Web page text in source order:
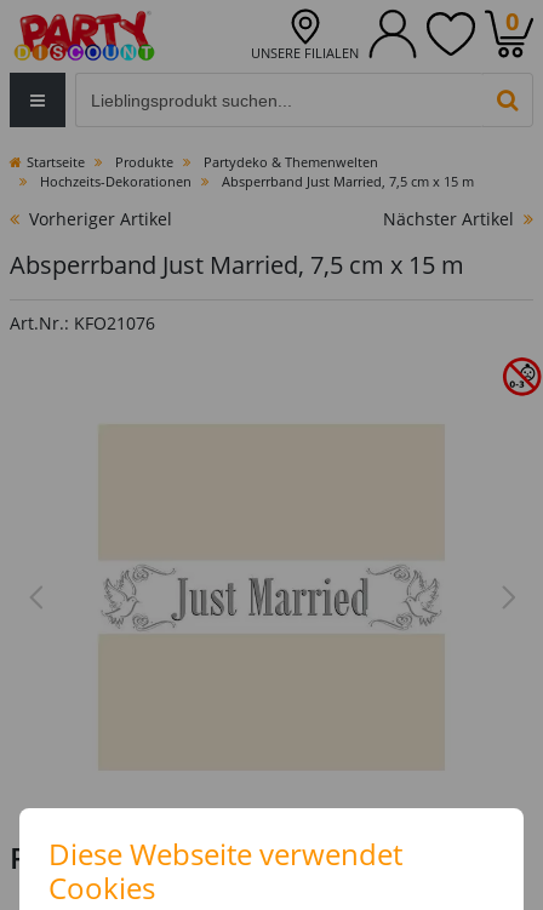
UNSERE FILIALEN
0
Startseite Produkte
Partydeko & Themenwelten
Hochzeits-Dekorationen
Absperrband Just Married, 7,5 cm x 15 m
Vorheriger Artikel Nächster Artikel
Absperrband Just Married, 7,5 cm x 15 m
Art.Nr.: KFO21076
Preis: 3,99 €
(1 m = 0.27 EUR)
Diese Webseite verwendet
Cookies